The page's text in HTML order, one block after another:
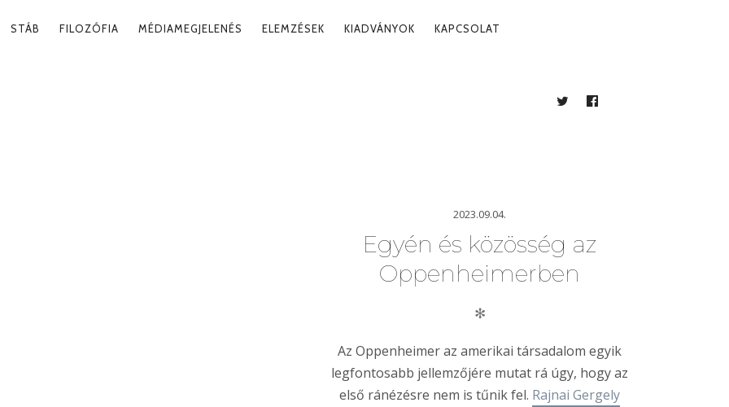
STÁB FILOZÓFIA MÉDIAMEGJELENÉS ELEMZÉSEK KIADVÁNYOK KAPCSOLAT
TWITTERFACEBOOK
2023.09.04.
Egyén és közösség az
Oppenheimerben
✻
Az Oppenheimer az amerikai társadalom egyik
legfontosabb jellemzőjére mutat rá úgy, hogy az
első ránézésre nem is tűnik fel. Rajnai Gergely